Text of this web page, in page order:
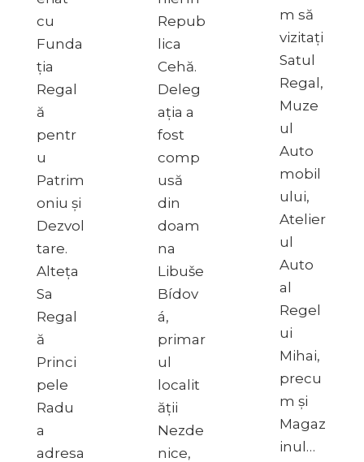
cu
Funda
ția
Regal
ă
pentr
u
Patrim
oniu și
Dezvol
tare.
Alteța
Sa
Regal
ă
Princi
pele
Radu
a
adresa
Repub
lica
Cehă.
Deleg
ația a
fost
comp
usă
din
doam
na
Libuše
Bídov
á,
primar
ul
localit
ății
Nezde
nice,
m să
vizitați
Satul
Regal,
Muze
ul
Auto
mobil
ului,
Atelier
ul
Auto
al
Regel
ui
Mihai,
precu
m și
Magaz
inul…